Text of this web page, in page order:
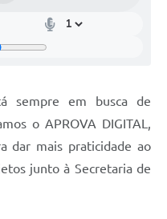
sempre em busca de
o APROVA DIGITAL,
dar mais praticidade ao
junto à Secretaria de